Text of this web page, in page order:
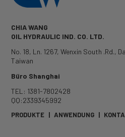
CHIA WANG
OIL HYDRAULIC IND. CO. LTD.
No. 18, Ln. 1267, Wenxin South .Rd.,
Taiwan
Büro Shanghai
TEL: 1381-7802428
QQ:2339345992
PRODUKTE | ANWENDUNG |